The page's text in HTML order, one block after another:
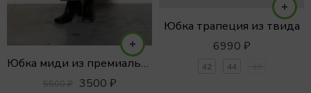
Юбка миди из премиального хлопка
5500₽ 3500 ₽
Юбка трапеция из твида
6990 ₽
42 44